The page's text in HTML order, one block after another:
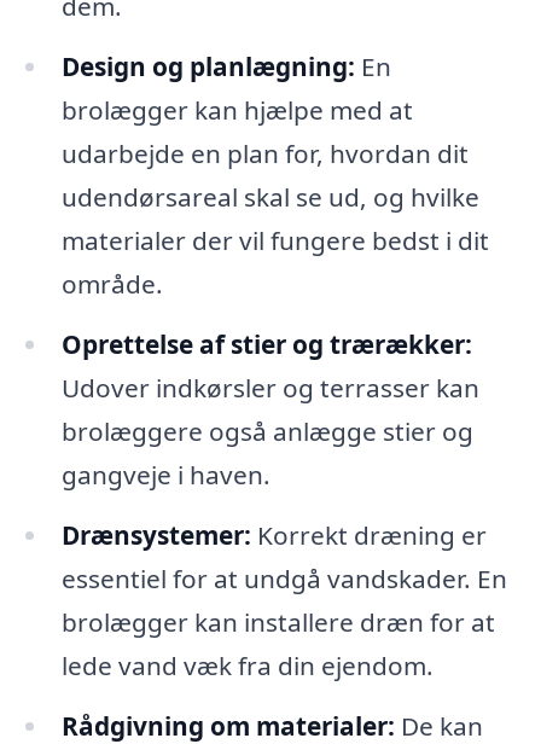
Design og planlægning: En
brolægger kan hjælpe med at
udarbejde en plan for, hvordan dit
udendørsareal skal se ud, og hvilke
materialer der vil fungere bedst i dit
område.
Oprettelse af stier og trærækker:
Udover indkørsler og terrasser kan
brolæggere også anlægge stier og
gangveje i haven.
Drænsystemer: Korrekt dræning er
essentiel for at undgå vandskader. En
brolægger kan installere dræn for at
lede vand væk fra din ejendom.
Rådgivning om materialer: De kan